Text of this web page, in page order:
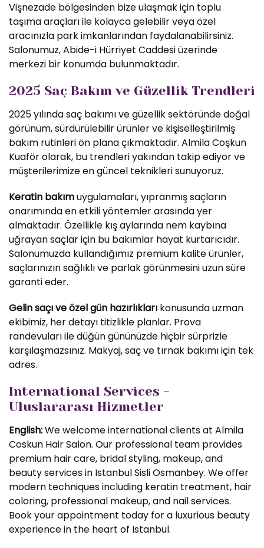
Vişnezade bölgesinden bize ulaşmak için toplu
taşıma araçları ile kolayca gelebilir veya özel
aracınızla park imkanlarından faydalanabilirsiniz.
Salonumuz, Abide-i Hürriyet Caddesi üzerinde
merkezi bir konumda bulunmaktadır.
2025 Saç Bakım ve Güzellik Trendleri
2025 yılında saç bakımı ve güzellik sektöründe doğal
görünüm, sürdürülebilir ürünler ve kişiselleştirilmiş
bakım rutinleri ön plana çıkmaktadır. Almila Coşkun
Kuaför olarak, bu trendleri yakından takip ediyor ve
müşterilerimize en güncel teknikleri sunuyoruz.
Keratin bakımuygulamaları, yıpranmış saçların
onarımında en etkili yöntemler arasında yer
almaktadır. Özellikle kış aylarında nem kaybına
uğrayan saçlar için bu bakımlar hayat kurtarıcıdır.
Salonumuzda kullandığımız premium kalite ürünler,
saçlarınızın sağlıklı ve parlak görünmesini uzun süre
garanti eder.
Gelin saçı ve özel gün hazırlıkları konusunda uzman
ekibimiz, her detayı titizlikle planlar. Prova
randevuları ile düğün gününüzde hiçbir sürprizle
karşılaşmazsınız. Makyaj, saç ve tırnak bakımı için tek
adres.
International Services -
Uluslararası Hizmetler
English:We welcome international clients at Almila
Coskun Hair Salon. Our professional team provides
premium hair care, bridal styling, makeup, and
beauty services in Istanbul Sisli Osmanbey. We offer
modern techniques including keratin treatment, hair
coloring, professional makeup, and nail services.
Book your appointment today for a luxurious beauty
experience in the heart of Istanbul.